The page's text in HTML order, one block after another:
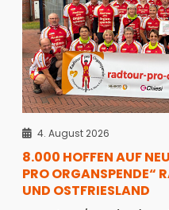
4. August 2026
8.000 HOFFEN AUF
PRO ORGANSPENDE“
UND OSTFRIESLAND